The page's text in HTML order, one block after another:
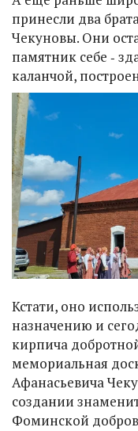
принесли два
Чекуновы. Они
памятник себе ‑
каланчой,
Кстати, оно
назначению и
кирпича
мемориальная
Афанасьевича
создании
Фоминской